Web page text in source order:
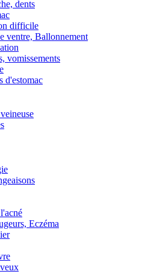
dents
difficile
ventre, Ballonnement
vomissements
d'estomac
Eczéma